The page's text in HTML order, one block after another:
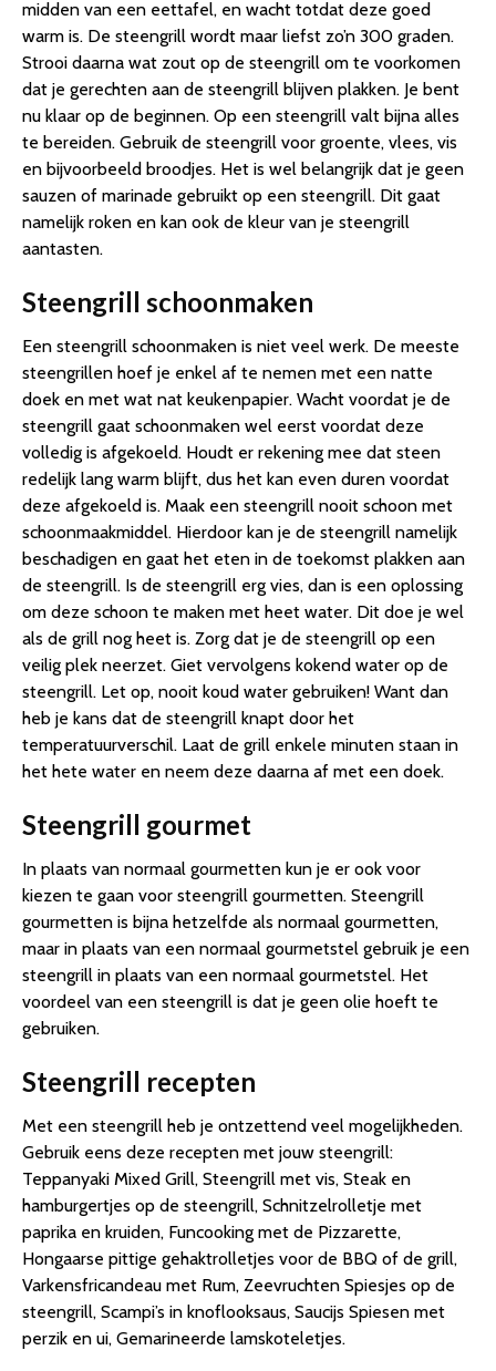
midden van een eettafel, en wacht totdat deze goed
warm is. De steengrill wordt maar liefst zo’n 300 graden.
Strooi daarna wat zout op de steengrill om te voorkomen
dat je gerechten aan de steengrill blijven plakken. Je bent
nu klaar op de beginnen. Op een steengrill valt bijna alles
te bereiden. Gebruik de steengrill voor groente, vlees, vis
en bijvoorbeeld broodjes. Het is wel belangrijk dat je geen
sauzen of marinade gebruikt op een steengrill. Dit gaat
namelijk roken en kan ook de kleur van je steengrill
aantasten.
Steengrill schoonmaken
Een steengrill schoonmaken is niet veel werk. De meeste
steengrillen hoef je enkel af te nemen met een natte
doek en met wat nat keukenpapier. Wacht voordat je de
steengrill gaat schoonmaken wel eerst voordat deze
volledig is afgekoeld. Houdt er rekening mee dat steen
redelijk lang warm blijft, dus het kan even duren voordat
deze afgekoeld is. Maak een steengrill nooit schoon met
schoonmaakmiddel. Hierdoor kan je de steengrill namelijk
beschadigen en gaat het eten in de toekomst plakken aan
de steengrill. Is de steengrill erg vies, dan is een oplossing
om deze schoon te maken met heet water. Dit doe je wel
als de grill nog heet is. Zorg dat je de steengrill op een
veilig plek neerzet. Giet vervolgens kokend water op de
steengrill. Let op, nooit koud water gebruiken! Want dan
heb je kans dat de steengrill knapt door het
temperatuurverschil. Laat de grill enkele minuten staan in
het hete water en neem deze daarna af met een doek.
Steengrill gourmet
In plaats van normaal gourmetten kun je er ook voor
kiezen te gaan voor steengrill gourmetten. Steengrill
gourmetten is bijna hetzelfde als normaal gourmetten,
maar in plaats van een normaal gourmetstel gebruik je een
steengrill in plaats van een normaal gourmetstel. Het
voordeel van een steengrill is dat je geen olie hoeft te
gebruiken.
Steengrill recepten
Met een steengrill heb je ontzettend veel mogelijkheden.
Gebruik eens deze recepten met jouw steengrill:
Teppanyaki Mixed Grill, Steengrill met vis, Steak en
hamburgertjes op de steengrill, Schnitzelrolletje met
paprika en kruiden, Funcooking met de Pizzarette,
Hongaarse pittige gehaktrolletjes voor de BBQ of de grill,
Varkensfricandeau met Rum, Zeevruchten Spiesjes op de
steengrill, Scampi’s in knoflooksaus, Saucijs Spiesen met
perzik en ui, Gemarineerde lamskoteletjes.